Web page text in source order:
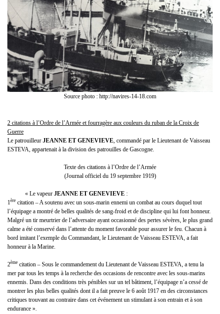
Source photo : http://navires-14-18.com
2 citations à l’Ordre de l’Armée et fourragère aux couleurs du ruban de la Croix de
Guerre
Le patrouilleur JEANNE ET GENEVIEVE, commandé par le Lieutenant de Vaisseau
ESTEVA, appartenait à la division des patrouilles de Gascogne.
Texte des citations à l’Ordre de l’Armée
(Journal officiel du 19 septembre 1919)
« Le vapeur JEANNE ET GENEVIEVE :
1ère citation – A soutenu avec un sous-marin ennemi un combat au cours duquel tout
l’équipage a montré de belles qualités de sang-froid et de discipline qui lui font honneur.
Malgré un tir meurtrier de l’adversaire ayant occasionné des pertes sévères, le plus grand
calme a été conservé dans l’attente du moment favorable pour assurer le feu. Chacun à
bord imitant l’exemple du Commandant, le Lieutenant de Vaisseau ESTEVA, a fait
honneur à la Marine.
2ème citation – Sous le commandement du Lieutenant de Vaisseau ESTEVA, a tenu la
mer par tous les temps à la recherche des occasions de rencontre avec les sous-marins
ennemis. Dans des conditions très pénibles sur un tel bâtiment, l’équipage n’a cessé de
montrer les plus belles qualités dont il a fait preuve le 6 août 1917 en des circonstances
critiques trouvant au contraire dans cet événement un stimulant à son entrain et à son
endurance ».